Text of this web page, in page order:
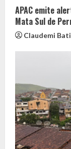
APAC emite
Mata Sul de
Claudemi